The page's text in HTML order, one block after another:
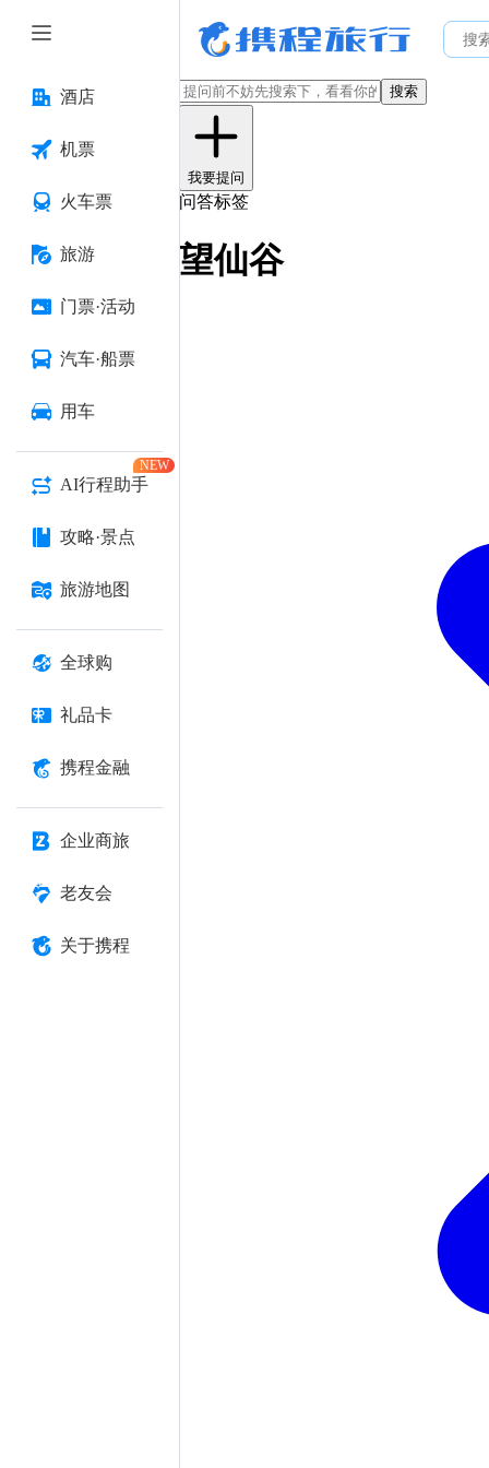
酒店
机票
火车票
旅游
门票·活动
汽车·船票
用车
AI行程助手
NEW
攻略·景点
旅游地图
全球购
礼品卡
携程金融
企业商旅
老友会
关于携程
搜索
我要提问
问答标签
望仙谷